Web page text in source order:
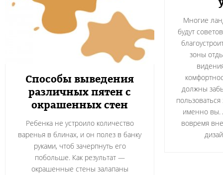
Многие
будут
зоны
должны
именно вы.
вовремя
Способы выведения
различных пятен с
окрашенных стен
Ребенка не устроило количество
варенья в блинах, и он полез в банку
руками, чтоб зачерпнуть его
побольше. Как результат —
окрашенные стены залапаны